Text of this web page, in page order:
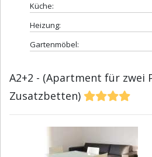
Küche:
Heizung:
Gartenmöbel:
A2+2 - (Apartment für zwei
Zusatzbetten)